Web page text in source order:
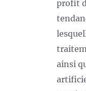
profit
ainsi